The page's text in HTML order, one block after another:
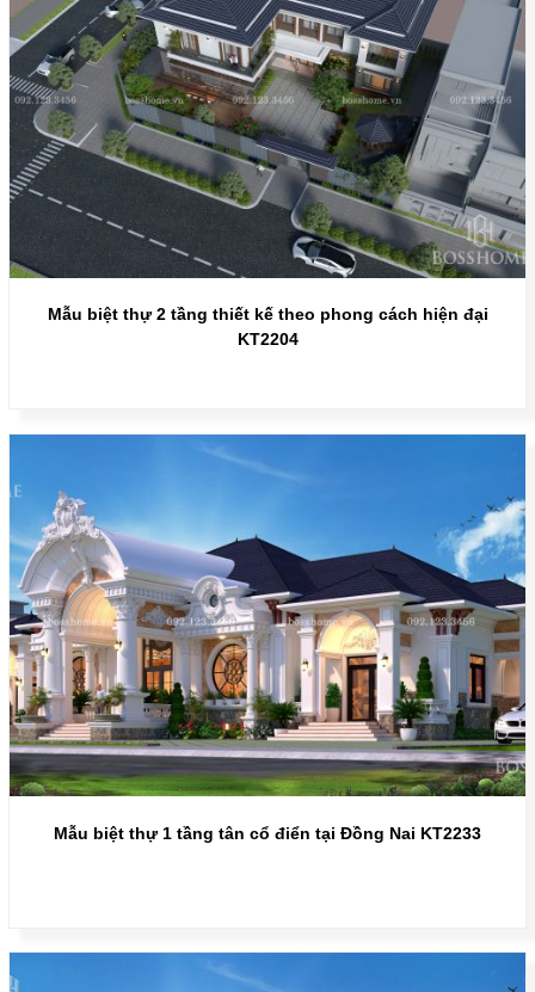
Mẫu biệt thự 2 tầng thiết kế theo phong cách hiện đại
KT2204
Mẫu biệt thự 1 tầng tân cổ điển tại Đồng Nai KT2233